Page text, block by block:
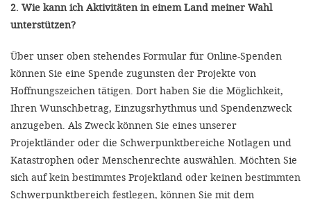
2. Wie kann ich Aktivitäten in einem Land meiner Wahl
unterstützen?
Über unser oben stehendes Formular für Online-Spenden
können Sie eine Spende zugunsten der Projekte von
Hoffnungszeichen tätigen. Dort haben Sie die Möglichkeit,
Ihren Wunschbetrag, Einzugsrhythmus und Spendenzweck
anzugeben. Als Zweck können Sie eines unserer
Projektländer oder die Schwerpunktbereiche Notlagen und
Katastrophen oder Menschenrechte auswählen. Möchten Sie
sich auf kein bestimmtes Projektland oder keinen bestimmten
Schwerpunktbereich festlegen, können Sie mit dem